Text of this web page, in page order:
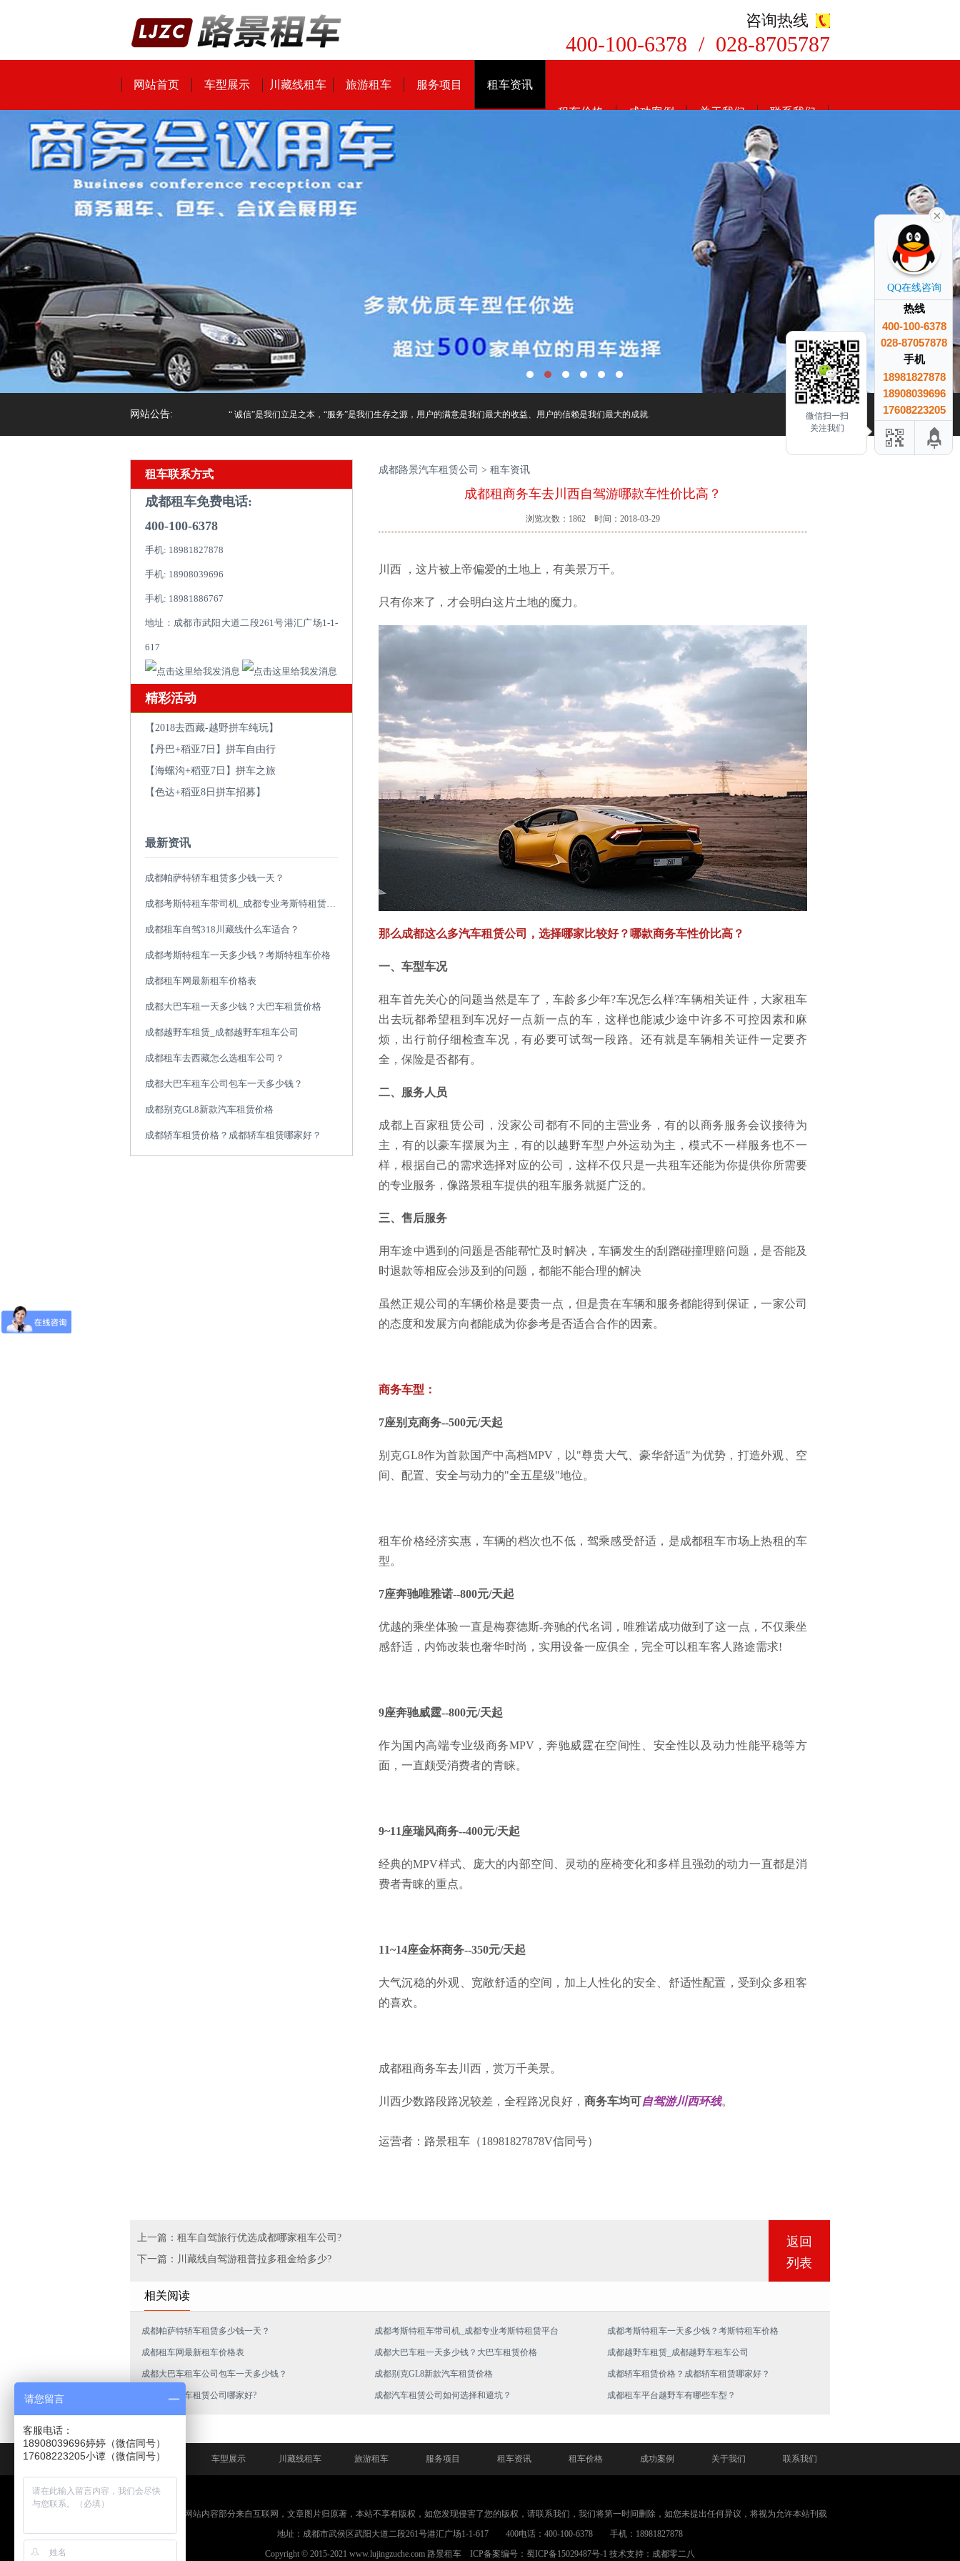
咨询热线
400-100-6378 / 028-8705787
网站首页 车型展示 川藏线租车 旅游租车 服务项目 租车资讯
租车价格 成功案例 关于我们 联系我们
网站公告: “ 诚信”是我们立足之本，“服务”是我们生存之源，用户的满意是我们最大的收益、用户的信赖是我们最大的成就.
租车联系方式
成都租车免费电话:
400-100-6378
手机: 18981827878
手机: 18908039696
手机: 18981886767
地址：成都市武阳大道二段261号港汇广场1-1-
617
精彩活动
【2018去西藏-越野拼车纯玩】
【丹巴+稻亚7日】拼车自由行
【海螺沟+稻亚7日】拼车之旅
【色达+稻亚8日拼车招募】
最新资讯
成都帕萨特轿车租赁多少钱一天？
成都考斯特租车带司机_成都专业考斯特租赁平台
成都租车自驾318川藏线什么车适合？
成都考斯特租车一天多少钱？考斯特租车价格
成都租车网最新租车价格表
成都大巴车租一天多少钱？大巴车租赁价格
成都越野车租赁_成都越野车租车公司
成都租车去西藏怎么选租车公司？
成都大巴车租车公司包车一天多少钱？
成都别克GL8新款汽车租赁价格
成都轿车租赁价格？成都轿车租赁哪家好？
成都路景汽车租赁公司 > 租车资讯
成都租商务车去川西自驾游哪款车性价比高？
浏览次数： 1862 时间：2018-03-29
川西 ，这片被上帝偏爱的土地上，有美景万千。
只有你来了，才会明白这片土地的魔力。
那么成都这么多汽车租赁公司，选择哪家比较好？哪款商务车性价比高？
一、车型车况
租车首先关心的问题当然是车了，车龄多少年?车况怎么样?车辆相关证件，大家租车
出去玩都希望租到车况好一点新一点的车，这样也能减少途中许多不可控因素和麻
烦，出行前仔细检查车况，有必要可试驾一段路。还有就是车辆相关证件一定要齐
全，保险是否都有。
二、服务人员
成都上百家租赁公司，没家公司都有不同的主营业务，有的以商务服务会议接待为
主，有的以豪车摆展为主，有的以越野车型户外运动为主，模式不一样服务也不一
样，根据自己的需求选择对应的公司，这样不仅只是一共租车还能为你提供你所需要
的专业服务，像路景租车提供的租车服务就挺广泛的。
三、售后服务
用车途中遇到的问题是否能帮忙及时解决，车辆发生的刮蹭碰撞理赔问题，是否能及
时退款等相应会涉及到的问题，都能不能合理的解决
虽然正规公司的车辆价格是要贵一点，但是贵在车辆和服务都能得到保证，一家公司
的态度和发展方向都能成为你参考是否适合合作的因素。
商务车型：
7座别克商务--500元/天起
别克GL8作为首款国产中高档MPV，以"尊贵大气、豪华舒适"为优势，打造外观、空
间、配置、安全与动力的"全五星级"地位。
租车价格经济实惠，车辆的档次也不低，驾乘感受舒适，是成都租车市场上热租的车
型。
7座奔驰唯雅诺--800元/天起
优越的乘坐体验一直是梅赛德斯-奔驰的代名词，唯雅诺成功做到了这一点，不仅乘坐
感舒适，内饰改装也奢华时尚，实用设备一应俱全，完全可以租车客人路途需求!
9座奔驰威霆--800元/天起
作为国内高端专业级商务MPV，奔驰威霆在空间性、安全性以及动力性能平稳等方
面，一直颇受消费者的青睐。
9~11座瑞风商务--400元/天起
经典的MPV样式、庞大的内部空间、灵动的座椅变化和多样且强劲的动力一直都是消
费者青睐的重点。
11~14座金杯商务--350元/天起
大气沉稳的外观、宽敞舒适的空间，加上人性化的安全、舒适性配置，受到众多租客
的喜欢。
成都租商务车去川西，赏万千美景。
川西少数路段路况较差，全程路况良好， 商务车均可自驾游川西环线。
运营者：路景租车（18981827878V信同号）
上一篇：租车自驾旅行优选成都哪家租车公司?
下一篇：川藏线自驾游租普拉多租金给多少?
返回
列表
相关阅读
成都帕萨特轿车租赁多少钱一天？ 成都考斯特租车带司机_成都专业考斯特租赁平台 成都考斯特租车一天多少钱？考斯特租车价格
成都租车网最新租车价格表 成都大巴车租一天多少钱？大巴车租赁价格 成都越野车租赁_成都越野车租车公司
成都大巴车租车公司包车一天多少钱？ 成都别克GL8新款汽车租赁价格 成都轿车租赁价格？成都轿车租赁哪家好？
成都商务汽车租赁公司哪家好? 成都汽车租赁公司如何选择和避坑？ 成都租车平台越野车有哪些车型？
网站首页 车型展示 川藏线租车 旅游租车 服务项目 租车资讯 租车价格 成功案例 关于我们 联系我们
免责申明：本网站内容部分来自互联网，文章图片归原著，本站不享有版权，如您发现侵害了您的版权，请联系我们，我们将第一时间删除，如您未提出任何异议，将视为允许本站刊载
地址：成都市武侯区武阳大道二段261号港汇广场1-1-617 400电话：400-100-6378 手机：18981827878
Copyright © 2015-2021 www.lujingzuche.com 路景租车 ICP备案编号： 蜀ICP备15029487号-1 技术支持：成都零二八
QQ在线咨询
热线
400-100-6378
028-87057878
手机
18981827878
18908039696
17608223205
微信扫一扫
关注我们
请您留言
客服电话：
18908039696婷婷（微信同号）